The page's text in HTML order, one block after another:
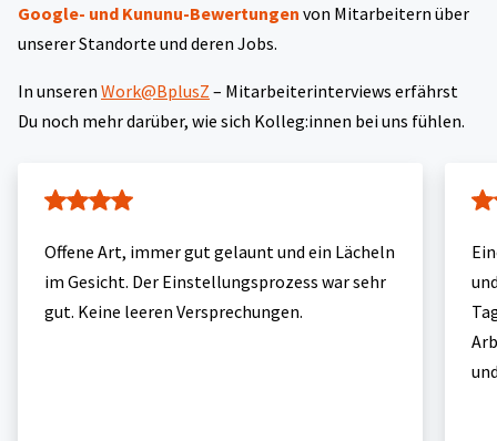
Google- und Kununu-Bewertungen von Mitarbeitern über
unserer Standorte und deren Jobs.
In unseren Work@BplusZ – Mitarbeiterinterviews erfährst
Du noch mehr darüber, wie sich Kolleg:innen bei uns fühlen.
Offene Art, immer gut gelaunt und ein Lächeln
im Gesicht. Der Einstellungsprozess war sehr
gut. Keine leeren Versprechungen.